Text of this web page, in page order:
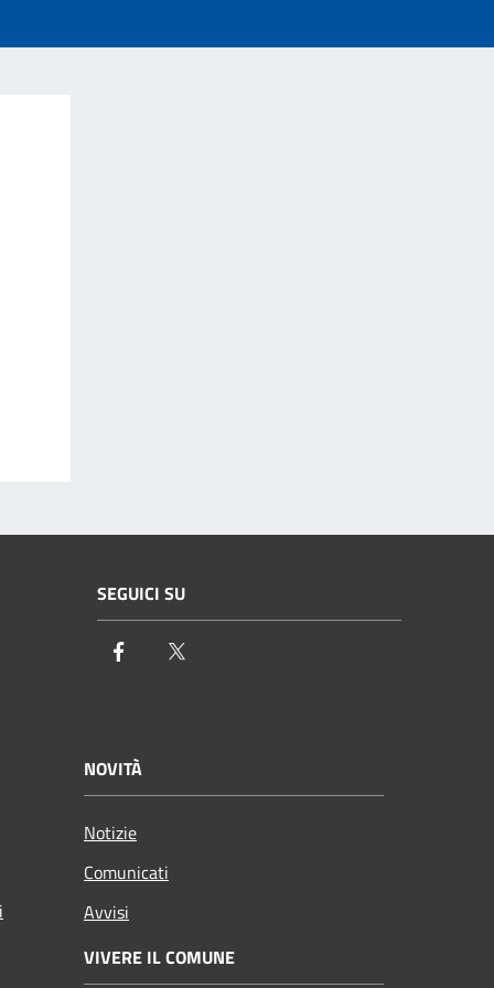
SEGUICI SU
Facebook
NOVITÀ
Notizie
Comunicati
Avvisi
VIVERE IL COMUNE